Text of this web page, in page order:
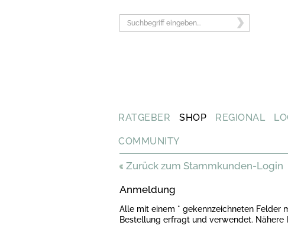
RATGEBER SHOP REGIONAL
COMMUNITY
Zurück zum Stammkunden-Login
Anmeldung
Alle mit einem * gekennzeichneten Felder
Bestellung erfragt und verwendet. Nähere